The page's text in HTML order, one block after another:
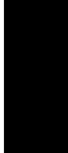
Vestido longo de festa
tomara que caia, ideal
curvas e valoriza a
rodada traz leveza e
discretos e zíper nas
que une conforto,
Este vestido é ideal
elegância e glamour,